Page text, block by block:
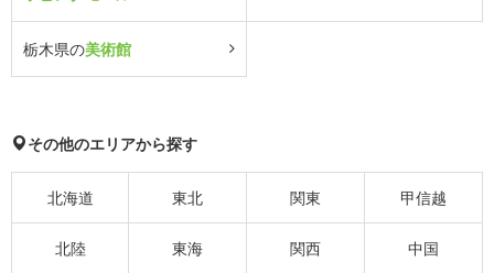
栃木県の美術館
その他のエリアから探す
北海道 東北 関東 甲信越
北陸 東海 関西 中国